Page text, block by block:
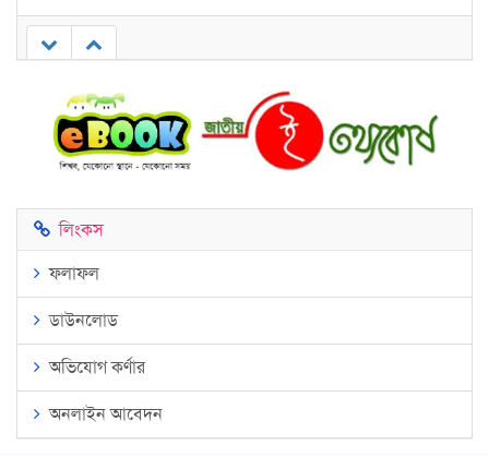
লিংকস
ফলাফল
ডাউনলোড
অভিযোগ কর্ণার
অনলাইন আবেদন